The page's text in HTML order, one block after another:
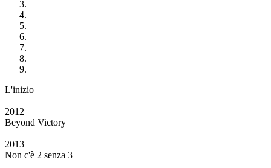
L'inizio
2012
Beyond Victory
2013
Non c'è 2 senza 3